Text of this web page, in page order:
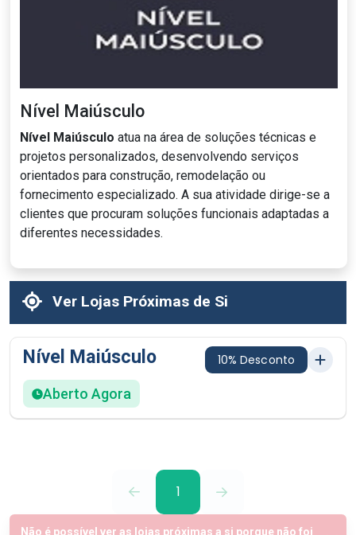
Nível Maiúsculo
Nível Maiúsculo atua na área de soluções técnicas e
projetos personalizados, desenvolvendo serviços
orientados para construção, remodelação ou
fornecimento especializado. A sua atividade dirige-se a
clientes que procuram soluções funcionais adaptadas a
diferentes necessidades.
Ver Lojas Próximas de Si
Nível Maiúsculo 10% Desconto
Aberto Agora
1